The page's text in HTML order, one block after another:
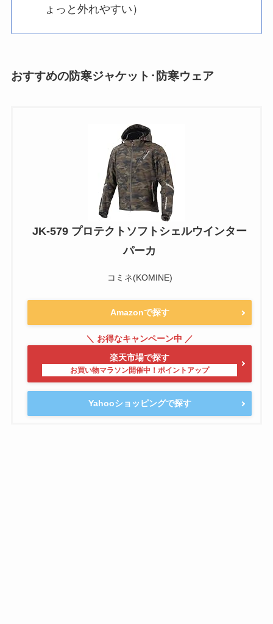
ょっと外れやすい）
おすすめの防寒ジャケット･防寒ウェア
JK-579 プロテクトソフトシェルウインター
パーカ
コミネ(KOMINE)
Amazonで探す
楽天市場で探す
Yahooショッピングで探す